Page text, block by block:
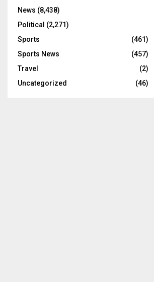
News (8,438)
Political (2,271)
Sports
(461)
Sports News
(457)
Travel
(2)
Uncategorized
(46)